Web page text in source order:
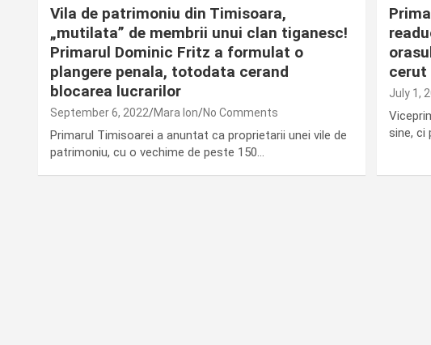
Vila de patrimoniu din Timisoara,
„mutilata” de membrii unui clan tiganesc!
Primarul Dominic Fritz a formulat o
plangere penala, totodata cerand
blocarea lucrarilor
September 6, 2022 Mara Ion No Comments
Primarul Timisoarei a anuntat ca proprietarii unei vile de
patrimoniu, cu o vechime de peste 150…
cerut
July 1,
sine, ci